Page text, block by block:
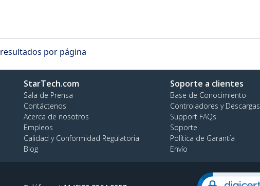
resultados por página
StarTech.com
Sala de Prensa
Contáctenos
Acerca de nosotros
Empleos
Calidad y Conformidad Regulatoria
Blog
Soporte a clientes
Base de Conocimiento
Controladores y Descargas
Support FAQs
Soporte
Política de Garantía
Envío